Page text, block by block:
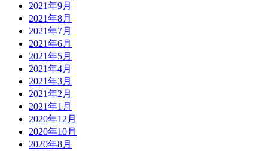
2021年9月
2021年8月
2021年7月
2021年6月
2021年5月
2021年4月
2021年3月
2021年2月
2021年1月
2020年12月
2020年10月
2020年8月